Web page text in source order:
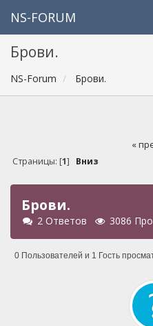
NS-FORUM
Брови.
NS-Forum Брови.
«
Страницы: [1] Вниз
Брови.
2 Ответов 3086
0 Пользователей и 1 Гость